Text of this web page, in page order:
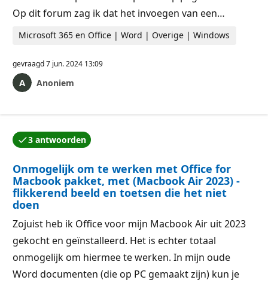
Op dit forum zag ik dat het invoegen van een…
Microsoft 365 en Office | Word | Overige | Windows
gevraagd7 jun. 2024 13:09
Anoniem
3 antwoorden
Een van de antwoorden is geaccepteerd door de
Onmogelijk om te werken met Office for
Macbook pakket, met (Macbook Air 2023) -
flikkerend beeld en toetsen die het niet
doen
Zojuist heb ik Office voor mijn Macbook Air uit 2023
gekocht en geïnstalleerd. Het is echter totaal
onmogelijk om hiermee te werken. In mijn oude
Word documenten (die op PC gemaakt zijn) kun je